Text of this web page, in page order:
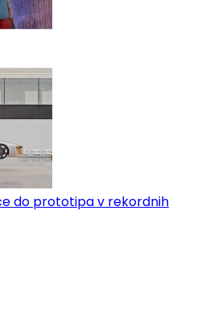
do prototipa v rekordnih